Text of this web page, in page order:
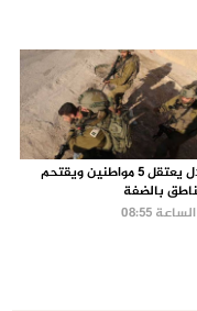
الاحتلال يعتقل 5 مواطنين ويقتحم
بالضفة
08:55